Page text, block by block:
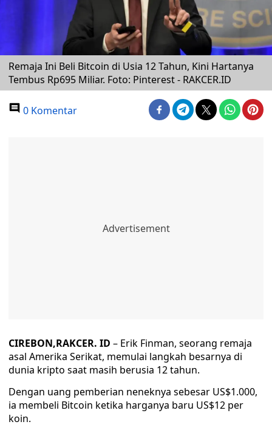
Remaja Ini Beli Bitcoin di Usia 12 Tahun, Kini Hartanya
Tembus Rp695 Miliar. Foto: Pinterest - RAKCER.ID
0 Komentar
CIREBON,RAKCER. ID – Erik Finman, seorang remaja
asal Amerika Serikat, memulai langkah besarnya di
dunia kripto saat masih berusia 12 tahun.
Dengan uang pemberian neneknya sebesar US$1.000,
ia membeli Bitcoin ketika harganya baru US$12 per
koin.